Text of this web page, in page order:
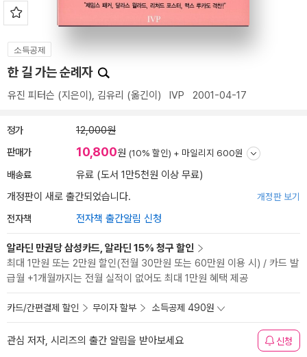
소득공제
한 길 가는 순례자
유진 피터슨 (지은이), 김유리 (옮긴이) IVP 2001-04-17
정가 12,000원
판매가 10,800원 (10% 할인) + 마일리지 600원
배송료
유료 (도서 1만5천원 이상 무료)
개정판이 새로 출간되었습니다.
개정판 보기
전자책 전자책 출간알림 신청
알라딘 만권당 삼성카드, 알라딘 15% 청구 할인
최대 1만원 또는 2만원 할인(전월 30만원 또는 60만원 이용 시) / 카드 발
급월 +1개월까지는 전월 실적이 없어도 최대 1만원 혜택 제공
카드/간편결제 할인 무이자 할부 소득공제 490원
관심 저자, 시리즈의 출간 알림을 받아보세요 신청